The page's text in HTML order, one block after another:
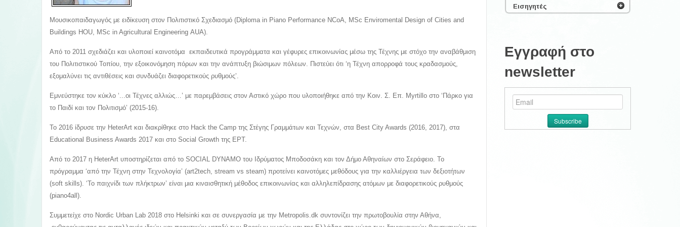
Μουσικοπαιδαγωγός με ειδίκευση στον Πολιτιστικό Σχεδιασμό (Diploma in Piano Performance NCoA, MSc Enviromental Design of Cities and
Buildings HOU, MSc in Agricultural Engineering ΑUA).
Από το 2011 σχεδιάζει και υλοποιεί καινοτόμα εκπαιδευτικά προγράμματα και γέφυρες επικοινωνίας μέσω της Τέχνης με στόχο την αναβάθμιση
του Πολιτιστικού Τοπίου, την εξοικονόμηση πόρων και την ανάπτυξη βιώσιμων πόλεων. Πιστεύει ότι ‘η Τέχνη απορροφά τους κραδασμούς,
εξομαλύνει τις αντιθέσεις και συνδυάζει διαφορετικούς ρυθμούς’.
Εμνεύστηκε τον κύκλο ‘...οι Τέχνες αλλιώς…’ με παρεμβάσεις στον Αστικό χώρο που υλοποιήθηκε από την Κοιν. Σ. Επ. Myrtillo στο ‘Πάρκο για
το Παιδί και τον Πολιτισμό’ (2015-16).
To 2016 ίδρυσε την ΗeterArt και διακρίθηκε στο Hack the Camp της Στέγης Γραμμάτων και Τεχνών, στα Best City Awards (2016, 2017), στα
Educational Business Awards 2017 και στο Social Growth της ΕΡΤ.
Από το 2017 η HeterArt υποστηρίζεται από το SOCIAL DYNAMO του Ιδρύματος Μποδοσάκη και τον Δήμο Αθηναίων στο Σεράφειο. Το
πρόγραμμα ‘από την Τέχνη στην Τεχνολογία’ (art2tech, stream vs steam) προτείνει καινοτόμες μεθόδους για την καλλιέργεια των δεξιοτήτων
(soft skills). ‘Το παιχνίδι των πλήκτρων’ είναι μια κιναισθητική μέθοδος επικοινωνίας και αλληλεπίδρασης ατόμων με διαφορετικούς ρυθμούς
(piano4all).
Συμμετείχε στο Nordic Urban Lab 2018 στο Helsinki και σε συνεργασία με την Metropolis.dk συντονίζει την πρωτοβουλία στην Αθήνα,
Εισηγητές
Εγγραφή στο
newsletter